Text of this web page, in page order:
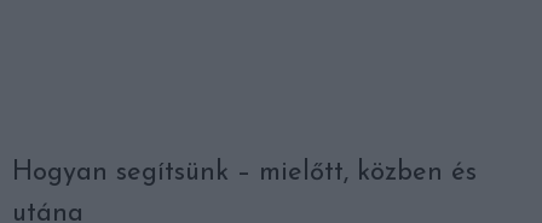
Hogyan segítsünk – mielőtt, közben és
utána